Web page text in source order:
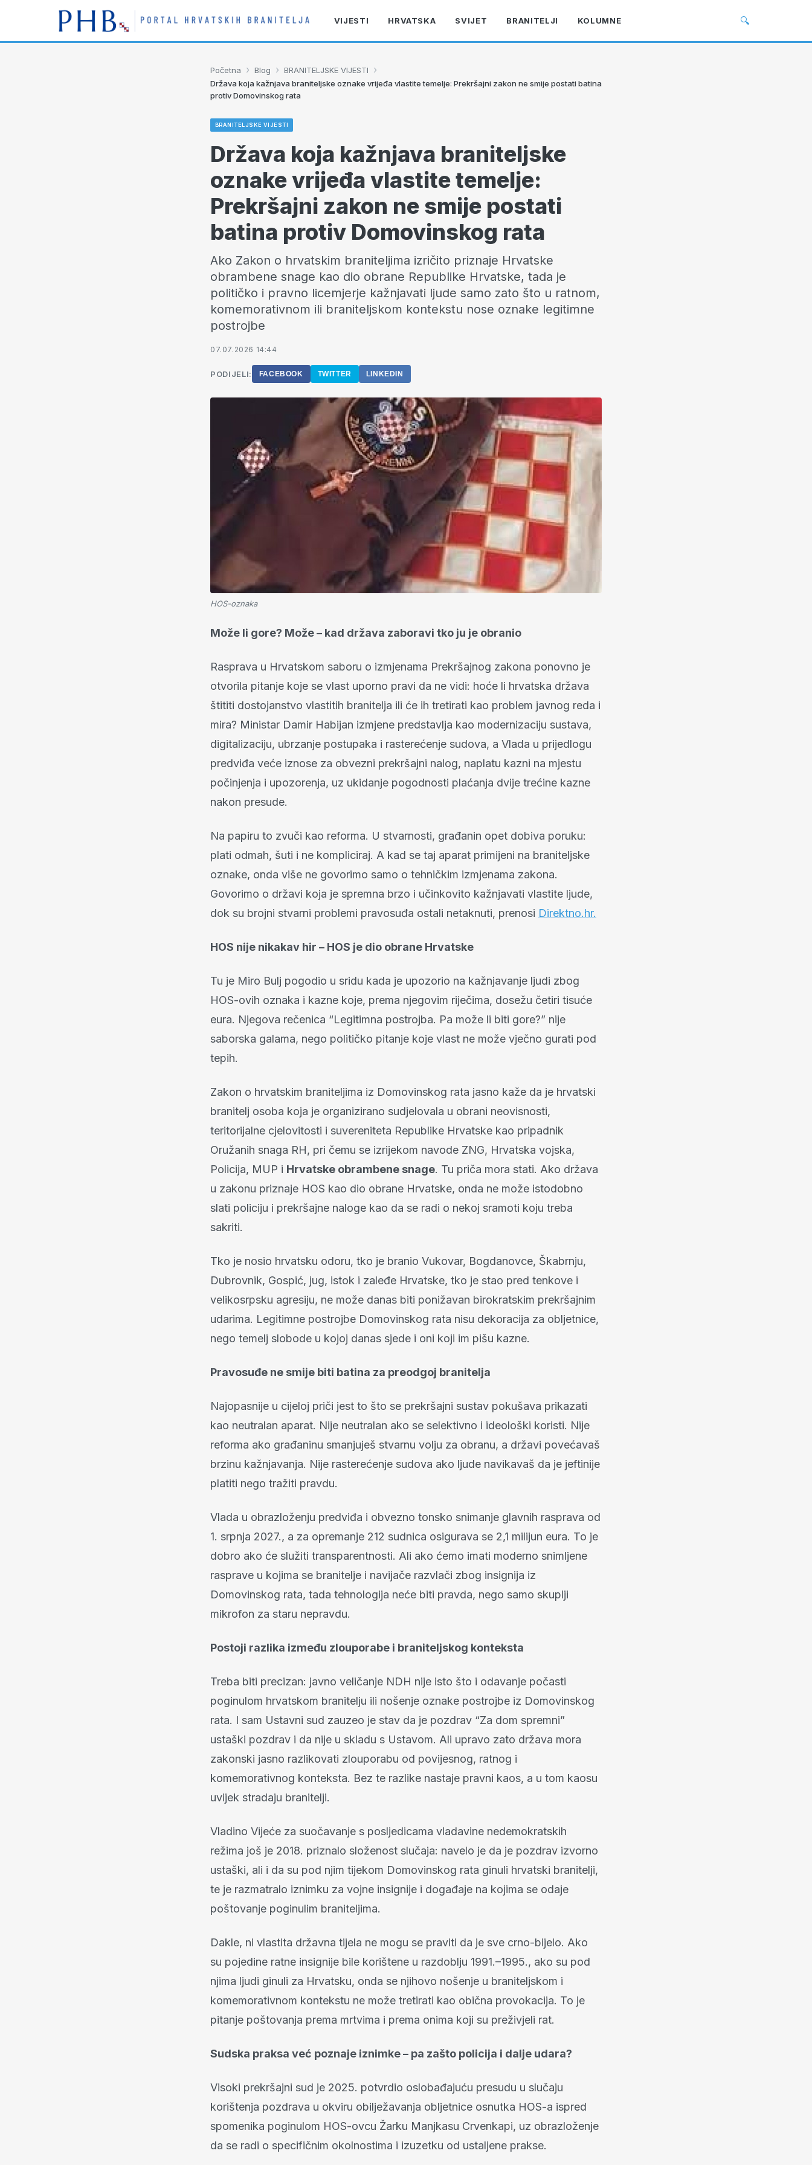
VIJESTI HRVATSKA SVIJET BRANITELJI KOLUMNE 🔍
Početna › Blog › BRANITELJSKE VIJESTI ›
Država koja kažnjava braniteljske oznake vrijeđa vlastite temelje: Prekršajni zakon ne smije postati batina
protiv Domovinskog rata
BRANITELJSKE VIJESTI
Država koja kažnjava braniteljske
oznake vrijeđa vlastite temelje:
Prekršajni zakon ne smije postati
batina protiv Domovinskog rata
Ako Zakon o hrvatskim braniteljima izričito priznaje Hrvatske
obrambene snage kao dio obrane Republike Hrvatske, tada je
političko i pravno licemjerje kažnjavati ljude samo zato što u ratnom,
komemorativnom ili braniteljskom kontekstu nose oznake legitimne
postrojbe
07.07.2026 14:44
PODIJELI: FACEBOOK TWITTER LINKEDIN
HOS-oznaka
Može li gore? Može – kad država zaboravi tko ju je obranio
Rasprava u Hrvatskom saboru o izmjenama Prekršajnog zakona ponovno je
otvorila pitanje koje se vlast uporno pravi da ne vidi: hoće li hrvatska država
štititi dostojanstvo vlastitih branitelja ili će ih tretirati kao problem javnog reda i
mira? Ministar Damir Habijan izmjene predstavlja kao modernizaciju sustava,
digitalizaciju, ubrzanje postupaka i rasterećenje sudova, a Vlada u prijedlogu
predviđa veće iznose za obvezni prekršajni nalog, naplatu kazni na mjestu
počinjenja i upozorenja, uz ukidanje pogodnosti plaćanja dvije trećine kazne
nakon presude.
Na papiru to zvuči kao reforma. U stvarnosti, građanin opet dobiva poruku:
plati odmah, šuti i ne kompliciraj. A kad se taj aparat primijeni na braniteljske
oznake, onda više ne govorimo samo o tehničkim izmjenama zakona.
Govorimo o državi koja je spremna brzo i učinkovito kažnjavati vlastite ljude,
dok su brojni stvarni problemi pravosuđa ostali netaknuti, prenosi Direktno.hr.
HOS nije nikakav hir – HOS je dio obrane Hrvatske
Tu je Miro Bulj pogodio u sridu kada je upozorio na kažnjavanje ljudi zbog
HOS-ovih oznaka i kazne koje, prema njegovim riječima, dosežu četiri tisuće
eura. Njegova rečenica “Legitimna postrojba. Pa može li biti gore?” nije
saborska galama, nego političko pitanje koje vlast ne može vječno gurati pod
tepih.
Zakon o hrvatskim braniteljima iz Domovinskog rata jasno kaže da je hrvatski
branitelj osoba koja je organizirano sudjelovala u obrani neovisnosti,
teritorijalne cjelovitosti i suvereniteta Republike Hrvatske kao pripadnik
Oružanih snaga RH, pri čemu se izrijekom navode ZNG, Hrvatska vojska,
Policija, MUP i Hrvatske obrambene snage. Tu priča mora stati. Ako država
u zakonu priznaje HOS kao dio obrane Hrvatske, onda ne može istodobno
slati policiju i prekršajne naloge kao da se radi o nekoj sramoti koju treba
sakriti.
Tko je nosio hrvatsku odoru, tko je branio Vukovar, Bogdanovce, Škabrnju,
Dubrovnik, Gospić, jug, istok i zaleđe Hrvatske, tko je stao pred tenkove i
velikosrpsku agresiju, ne može danas biti ponižavan birokratskim prekršajnim
udarima. Legitimne postrojbe Domovinskog rata nisu dekoracija za obljetnice,
nego temelj slobode u kojoj danas sjede i oni koji im pišu kazne.
Pravosuđe ne smije biti batina za preodgoj branitelja
Najopasnije u cijeloj priči jest to što se prekršajni sustav pokušava prikazati
kao neutralan aparat. Nije neutralan ako se selektivno i ideološki koristi. Nije
reforma ako građaninu smanjuješ stvarnu volju za obranu, a državi povećavaš
brzinu kažnjavanja. Nije rasterećenje sudova ako ljude navikavaš da je jeftinije
platiti nego tražiti pravdu.
Vlada u obrazloženju predviđa i obvezno tonsko snimanje glavnih rasprava od
1. srpnja 2027., a za opremanje 212 sudnica osigurava se 2,1 milijun eura. To je
dobro ako će služiti transparentnosti. Ali ako ćemo imati moderno snimljene
rasprave u kojima se branitelje i navijače razvlači zbog insignija iz
Domovinskog rata, tada tehnologija neće biti pravda, nego samo skuplji
mikrofon za staru nepravdu.
Postoji razlika između zlouporabe i braniteljskog konteksta
Treba biti precizan: javno veličanje NDH nije isto što i odavanje počasti
poginulom hrvatskom branitelju ili nošenje oznake postrojbe iz Domovinskog
rata. I sam Ustavni sud zauzeo je stav da je pozdrav “Za dom spremni”
ustaški pozdrav i da nije u skladu s Ustavom. Ali upravo zato država mora
zakonski jasno razlikovati zlouporabu od povijesnog, ratnog i
komemorativnog konteksta. Bez te razlike nastaje pravni kaos, a u tom kaosu
uvijek stradaju branitelji.
Vladino Vijeće za suočavanje s posljedicama vladavine nedemokratskih
režima još je 2018. priznalo složenost slučaja: navelo je da je pozdrav izvorno
ustaški, ali i da su pod njim tijekom Domovinskog rata ginuli hrvatski branitelji,
te je razmatralo iznimku za vojne insignije i događaje na kojima se odaje
poštovanje poginulim braniteljima.
Dakle, ni vlastita državna tijela ne mogu se praviti da je sve crno-bijelo. Ako
su pojedine ratne insignije bile korištene u razdoblju 1991.–1995., ako su pod
njima ljudi ginuli za Hrvatsku, onda se njihovo nošenje u braniteljskom i
komemorativnom kontekstu ne može tretirati kao obična provokacija. To je
pitanje poštovanja prema mrtvima i prema onima koji su preživjeli rat.
Sudska praksa već poznaje iznimke – pa zašto policija i dalje udara?
Visoki prekršajni sud je 2025. potvrdio oslobađajuću presudu u slučaju
korištenja pozdrava u okviru obilježavanja obljetnice osnutka HOS-a ispred
spomenika poginulom HOS-ovcu Žarku Manjkasu Crvenkapi, uz obrazloženje
da se radi o specifičnim okolnostima i izuzetku od ustaljene prakse.